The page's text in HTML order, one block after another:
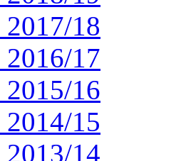
2017/18
2016/17
2015/16
2014/15
2013/14